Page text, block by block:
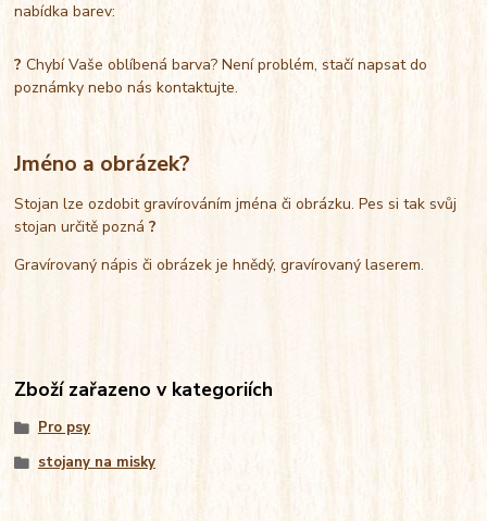
nabídka barev:
?Chybí Vaše oblíbená barva? Není problém, stačí napsat do
poznámky nebo nás kontaktujte.
Jméno a obrázek?
Stojan lze ozdobit gravírováním jména či obrázku. Pes si tak svůj
stojan určitě pozná?
Gravírovaný nápis či obrázek je hnědý, gravírovaný laserem.
Zboží zařazeno v kategoriích
Pro psy
stojany na misky